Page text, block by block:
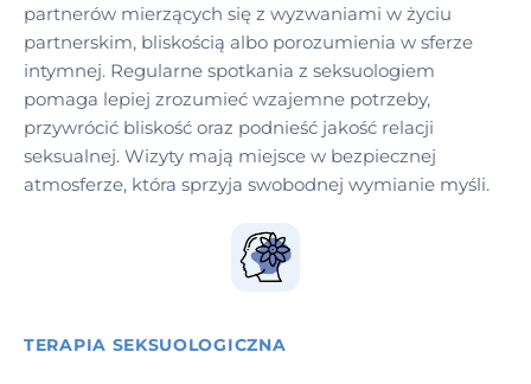
partnerów mierzących się z wyzwaniami w życiu
partnerskim, bliskością albo porozumienia w sferze
intymnej. Regularne spotkania z seksuologiem
pomaga lepiej zrozumieć wzajemne potrzeby,
przywrócić bliskość oraz podnieść jakość relacji
seksualnej. Wizyty mają miejsce w bezpiecznej
atmosferze, która sprzyja swobodnej wymianie myśli.
TERAPIA SEKSUOLOGICZNA